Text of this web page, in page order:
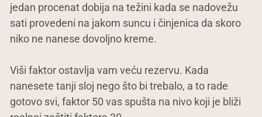
jedan procenat dobija na težini kada se nadovežu
sati provedeni na jakom suncu i činjenica da skoro
niko ne nanese dovoljno kreme.
Viši faktor ostavlja vam veću rezervu. Kada
nanesete tanji sloj nego što bi trebalo, a to rade
gotovo svi, faktor 50 vas spušta na nivo koji je bliži